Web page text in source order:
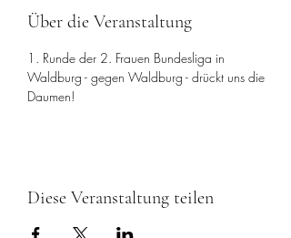
Über die Veranstaltung
1. Runde der 2. Frauen Bundesliga in
Waldburg - gegen Waldburg - drückt uns die
Daumen!
Diese Veranstaltung teilen